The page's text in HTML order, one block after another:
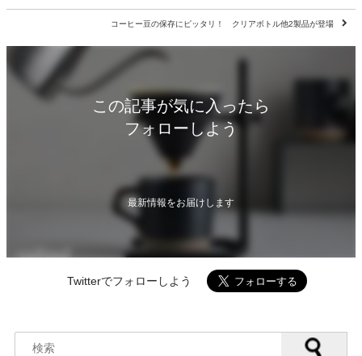
コーヒー豆の保存にピッタリ！ クリアボトル他2製品が登場
この記事が気に入ったら
フォローしよう
最新情報をお届けします
Twitterでフォローしよう